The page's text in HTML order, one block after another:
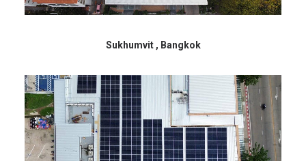
Sukhumvit , Bangkok